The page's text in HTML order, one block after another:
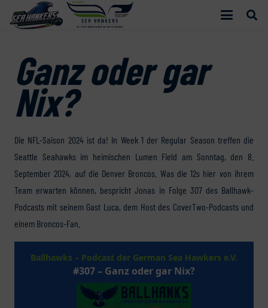
Ganz oder gar
Nix?
Die NFL-Saison 2024 ist da! In Week 1 der Regular Season treffen die
Seattle Seahawks im heimischen Lumen Field am Sonntag, den 8.
September 2024, auf die Denver Broncos. Was die 12s hier von ihrem
Team erwarten können, bespricht Jonas in Folge 307 des Ballhawk-
Podcasts mit seinem Gast Luca, dem Host des CoverTwo-Podcasts und
einem Broncos-Fan.